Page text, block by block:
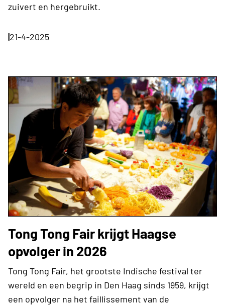
zuivert en hergebruikt.
|21-4-2025
Tong Tong Fair krijgt Haagse
opvolger in 2026
Tong Tong Fair, het grootste Indische festival ter
wereld en een begrip in Den Haag sinds 1959, krijgt
een opvolger na het faillissement van de